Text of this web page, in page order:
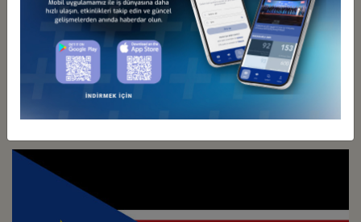
Türkiye - Güney Afrika